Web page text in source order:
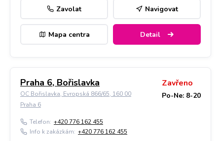
Zavolat Navigovat
Mapa centra Detail
Praha 6, Bořislavka
OC Bořislavka, Evropská 866/65, 160 00
Praha 6
Zavřeno
Po-Ne: 8-20
Telefon: +420 776 162 455
Info k zakázkám: +420 776 162 455